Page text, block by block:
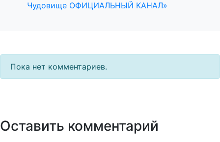
Чудовище ОФИЦИАЛЬНЫЙ КАНАЛ»
Пока нет комментариев.
Оставить комментарий